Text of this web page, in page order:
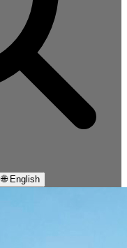
🌐 English